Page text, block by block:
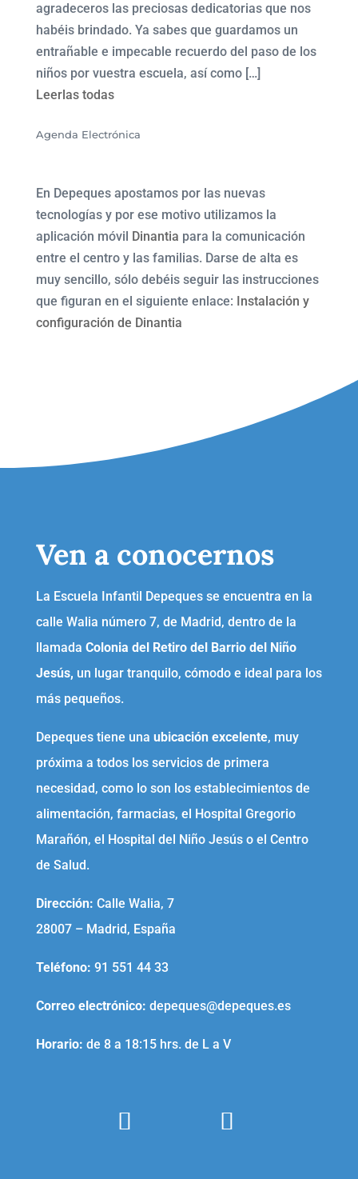
agradeceros las preciosas dedicatorias que nos
habéis brindado. Ya sabes que guardamos un
entrañable e impecable recuerdo del paso de los
niños por vuestra escuela, así como […]
Leerlas todas
Agenda Electrónica
En Depeques apostamos por las nuevas
tecnologías y por ese motivo utilizamos la
aplicación móvil Dinantia para la comunicación
entre el centro y las familias. Darse de alta es
muy sencillo, sólo debéis seguir las instrucciones
que figuran en el siguiente enlace: Instalación y
configuración de Dinantia
Ven a conocernos
La Escuela Infantil Depeques se encuentra en la
calle Walia número 7, de Madrid, dentro de la
llamada Colonia del Retiro del Barrio del Niño
Jesús, un lugar tranquilo, cómodo e ideal para los
más pequeños.
Depeques tiene una ubicación excelente, muy
próxima a todos los servicios de primera
necesidad, como lo son los establecimientos de
alimentación, farmacias, el Hospital Gregorio
Marañón, el Hospital del Niño Jesús o el Centro
de Salud.
Dirección: Calle Walia, 7
28007 – Madrid, España
Teléfono: 91 551 44 33
Correo electrónico: depeques@depeques.es
Horario: de 8 a 18:15 hrs. de L a V